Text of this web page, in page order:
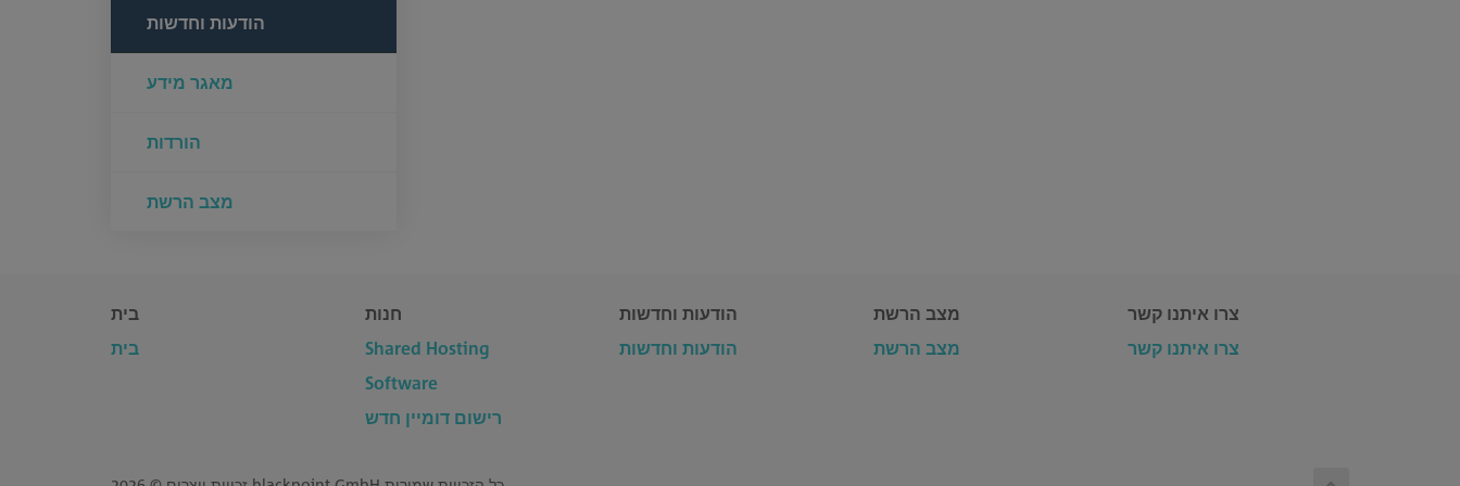
הודעות וחדשות
מאגר מידע
הורדות
מצב הרשת
בית
בית
חנות
Shared Hosting
Software
רישום דומיין חדש
הודעות וחדשות
הודעות וחדשות
מצב הרשת
מצב הרשת
צרו איתנו קשר
צרו איתנו קשר